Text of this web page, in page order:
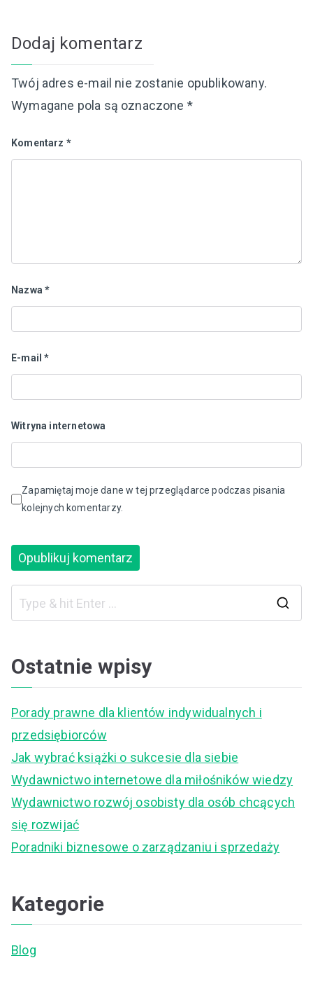
Dodaj komentarz
Twój adres e-mail nie zostanie opublikowany.
Wymagane pola są oznaczone *
Komentarz *
Nazwa*
E-mail*
Witryna internetowa
Zapamiętaj moje dane w tej przeglądarce podczas pisania
kolejnych komentarzy.
Ostatnie wpisy
Porady prawne dla klientów indywidualnych i
przedsiębiorców
Jak wybrać książki o sukcesie dla siebie
Wydawnictwo internetowe dla miłośników wiedzy
Wydawnictwo rozwój osobisty dla osób chcących
się rozwijać
Poradniki biznesowe o zarządzaniu i sprzedaży
Kategorie
Blog